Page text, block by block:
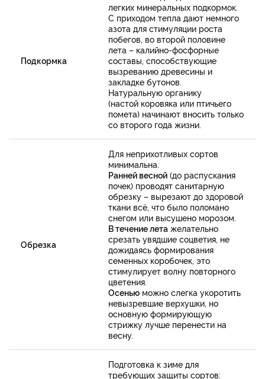
Подкормка
легких минеральных подкормок.
С приходом тепла дают немного
азота для стимуляции роста
побегов, во второй половине
лета – калийно-фосфорные
составы, способствующие
вызреванию древесины и
закладке бутонов.
Натуральную органику
(настой коровяка или птичьего
помета) начинают вносить только
со второго года жизни.
Обрезка
Для неприхотливых сортов
минимальна.
Ранней весной (до распускания
почек) проводят санитарную
обрезку – вырезают до здоровой
ткани всё, что было поломано
снегом или высушено морозом.
В течение лета желательно
срезать увядшие соцветия, не
дожидаясь формирования
семенных коробочек, это
стимулирует волну повторного
цветения.
Осенью можно слегка укоротить
невызревшие верхушки, но
основную формирующую
стрижку лучше перенести на
весну.
Подготовка к зиме для
требующих защиты сортов: